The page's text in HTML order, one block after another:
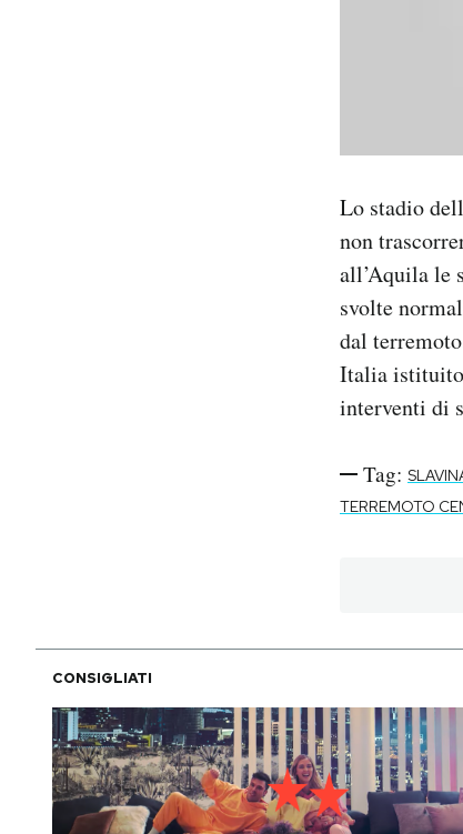
Lo stadio
non
all’Aquila le
svolte
dal
Italia
interventi di
Tag:
TERREMOTO
CONSIGLIATI